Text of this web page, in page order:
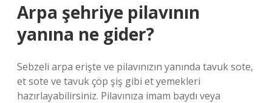
Arpa şehriye pilavının
yanına ne gider?
Sebzeli arpa erişte ve pilavınızın yanında tavuk sote,
et sote ve tavuk çöp şiş gibi et yemekleri
hazırlayabilirsiniz. Pilavınıza imam baydı veya